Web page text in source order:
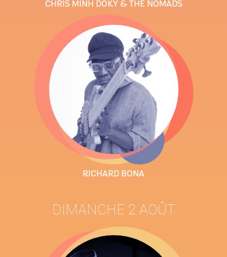
CHRIS MINH DOKY & THE NOMADS
RICHARD BONA
DIMANCHE 2 AOÛT